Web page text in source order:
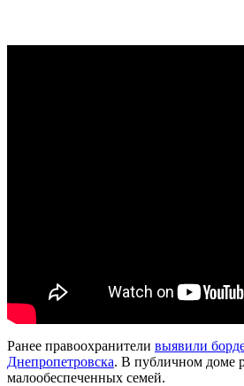
Ранее правоохранители выявили
Днепропетровска. В публичном доме
малообеспеченных семей.